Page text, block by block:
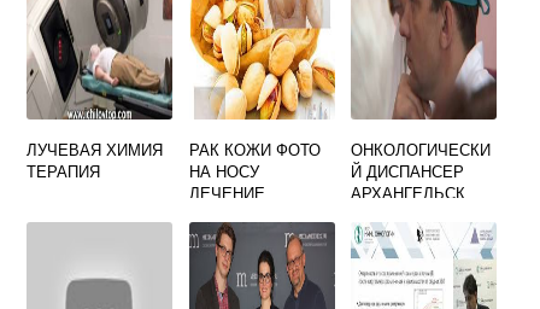
ЛУЧЕВАЯ ХИМИЯ
ТЕРАПИЯ
РАК КОЖИ ФОТО
НА НОСУ
ЛЕЧЕНИЕ
ОНКОЛОГИЧЕСКИ
Й ДИСПАНСЕР
АРХАНГЕЛЬСК